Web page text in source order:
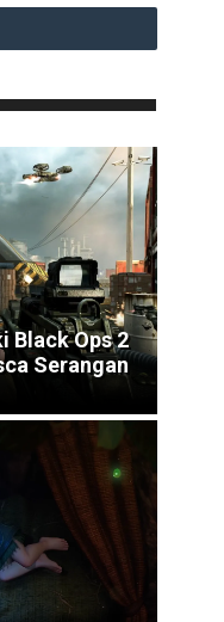
Black Ops 2
Serangan